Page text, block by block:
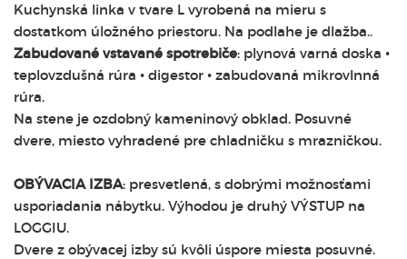
Kuchynská linka v tvare L vyrobená na mieru s
dostatkom úložného priestoru. Na podlahe je dlažba..
Zabudované vstavané spotrebiče: plynová varná doska •
teplovzdušná rúra • digestor • zabudovaná mikrovlnná
rúra.
Na stene je ozdobný kameninový obklad. Posuvné
dvere, miesto vyhradené pre chladničku s mrazničkou.
OBÝVACIA IZBA: presvetlená, s dobrými možnosťami
usporiadania nábytku. Výhodou je druhý VÝSTUP na
LOGGIU.
Dvere z obývacej izby sú kvôli úspore miesta posuvné.